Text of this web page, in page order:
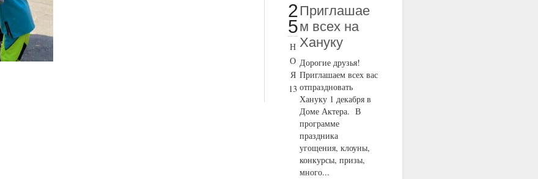
2
5
Н
О
Я
13
Приглашае
м всех на
Хануку
Дорогие друзья!
Приглашаем всех вас
отпраздновать
Хануку 1 декабря в
Доме Актера. В
программе
праздника
угощения, клоуны,
конкурсы, призы,
много...